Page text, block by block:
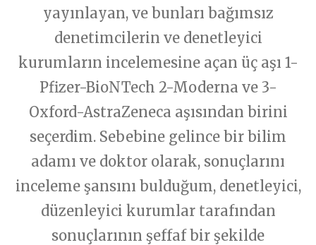
İletişim
YAZILAR
Kalbinize Dair Bilgiler
Dr.Genco Yucelin Blogu
İLETİŞİM
T. 0212 225 88 40
F. 0212 224 51 35
iletisim@kalpsagliginiz.com
Soru Sor
Muayene
yayınlayan, ve bunları bağımsız
denetimcilerin ve denetleyici
kurumların incelemesine açan üç aşı 1-
Pfizer-BioNTech 2-Moderna ve 3-
Oxford-AstraZeneca aşısından birini
seçerdim. Sebebine gelince bir bilim
adamı ve doktor olarak, sonuçlarını
inceleme şansını bulduğum, denetleyici,
düzenleyici kurumlar tarafından
sonuçlarının şeffaf bir şekilde
Sorunuz
Muayene Nedeni
Açıklama